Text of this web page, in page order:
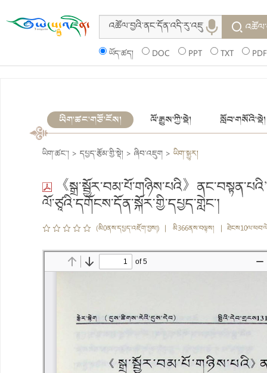
ཡོད་ཚད། DOC PPT TXT PDF
ཡིག་ཚང་གཙོ་ངོས། ལོ་རྒྱུས་ཀྱི་སྡེ། སློབ་གསོའི་སྡེ།
ཡིག་ཚང་། > དཔྱད་རྩོམ་གྱི་སྡེ། > ཞིབ་འཇུག > ཡིག་སྒྱུར།
《སྒྲ་སྦྱོར་བམ་པོ་གཉིས་པའི》
ལོ་ཙཱའི་དགོངས་དོན་སྐོར་གྱི་དཔྱད་གླེང་།
(མི0ནས་དཔྱད་འཇོག་བྱས།) | མི366ནས་བལྟས། |